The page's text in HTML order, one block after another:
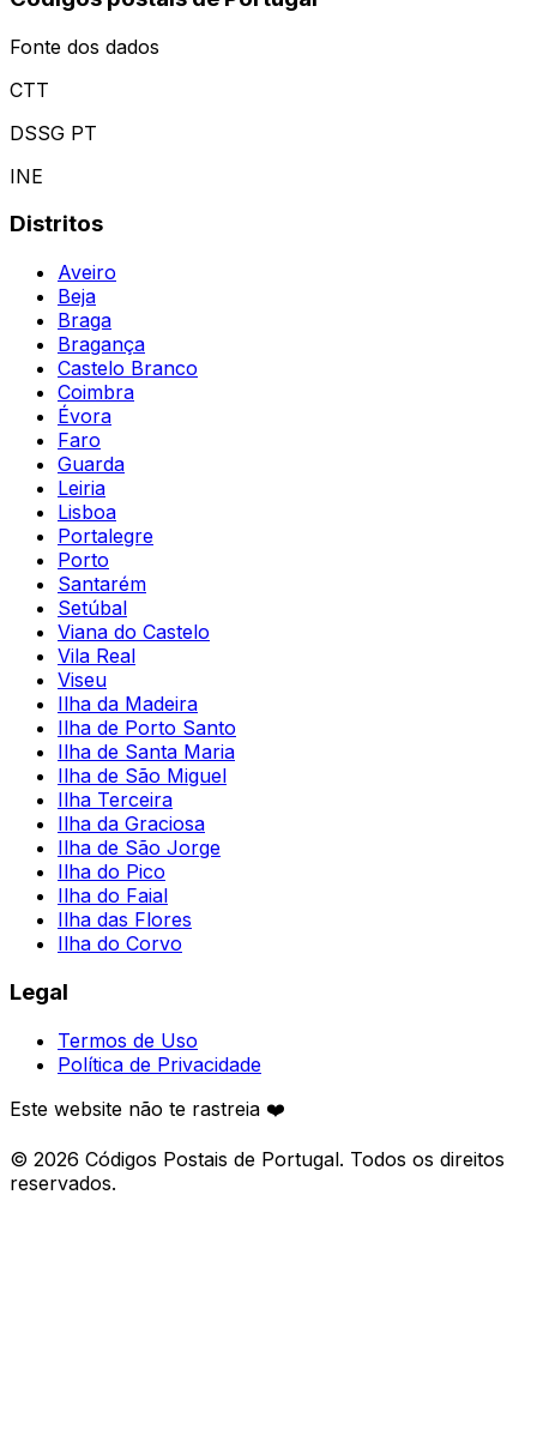
Fonte dos dados
CTT
DSSG PT
INE
Distritos
Aveiro
Beja
Braga
Bragança
Castelo Branco
Coimbra
Évora
Faro
Guarda
Leiria
Lisboa
Portalegre
Porto
Santarém
Setúbal
Viana do Castelo
Vila Real
Viseu
Ilha da Madeira
Ilha de Porto Santo
Ilha de Santa Maria
Ilha de São Miguel
Ilha Terceira
Ilha da Graciosa
Ilha de São Jorge
Ilha do Pico
Ilha do Faial
Ilha das Flores
Ilha do Corvo
Legal
Termos de Uso
Política de Privacidade
Este website não te rastreia ❤️
© 2026 Códigos Postais de Portugal. Todos os direitos
reservados.